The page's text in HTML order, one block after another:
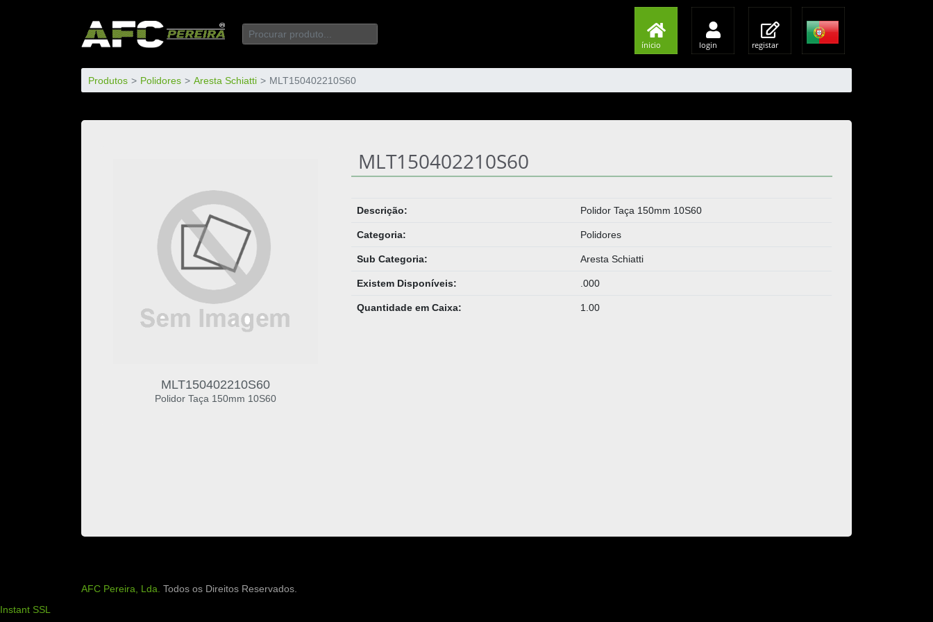
ínicio login registar
Produtos Polidores Aresta Schiatti MLT150402210S60
MLT150402210S60
Polidor Taça 150mm 10S60
MLT150402210S60
Descrição: Polidor Taça 150mm 10S60
Categoria: Polidores
Sub Categoria: Aresta Schiatti
Existem Disponíveis: .000
Quantidade em Caixa: 1.00
AFC Pereira, Lda. Todos os Direitos Reservados.
Instant SSL